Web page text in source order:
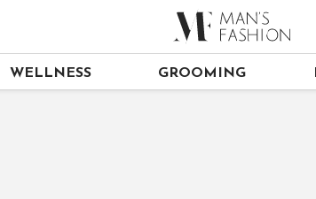
WELLNESS GROOMING